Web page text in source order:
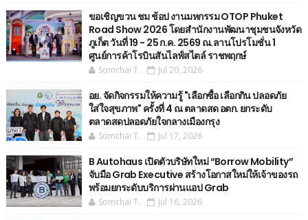
ขอเชิญขวน ชม ช้อป งานมหกรรม OTOP Phuket
Road Show 2026 โดยสำนักงานพัฒนาชุมชนจังหวัด
ภูเก็ต วันที่ 19 - 25 ก.ค. 2569 ณ.ลานโปรโมชั่น 1
ศูนย์การค้าโรบินสันไลฟ์สไตล์ ราชพฤกษ์
Somchai T. Jul 20, 2026
อย. จัดกิจกรรมให้ความรู้ "เลือกซื้อ เลือกกิน ปลอดภัย
ใส่ใจสุขภาพ" ครั้งที่ 4 ณ ตลาดสด อตก. ยกระดับ
ตลาดสดปลอดภัยใจกลางเมืองกรุง
Somchai T. Jul 17, 2026
B Autohaus เปิดตัวบริษัทใหม่ “Borrow Mobility”
จับมือ Grab Executive สร้างโอกาสใหม่ให้เจ้าของรถ
พร้อมยกระดับบริการผ่านแอป Grab
Somchai T. Jul 16, 2026